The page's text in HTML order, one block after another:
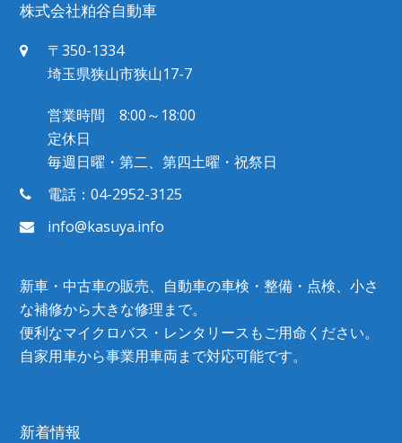
株式会社粕谷自動車
〒350-1334
埼玉県狭山市狭山17-7
営業時間 8:00～18:00
定休日
毎週日曜・第二、第四土曜・祝祭日
電話：04-2952-3125
info@kasuya.info
新車・中古車の販売、自動車の車検・整備・点検、小さ
な補修から大きな修理まで。
便利なマイクロバス・レンタリースもご用命ください。
自家用車から事業用車両まで対応可能です。
新着情報